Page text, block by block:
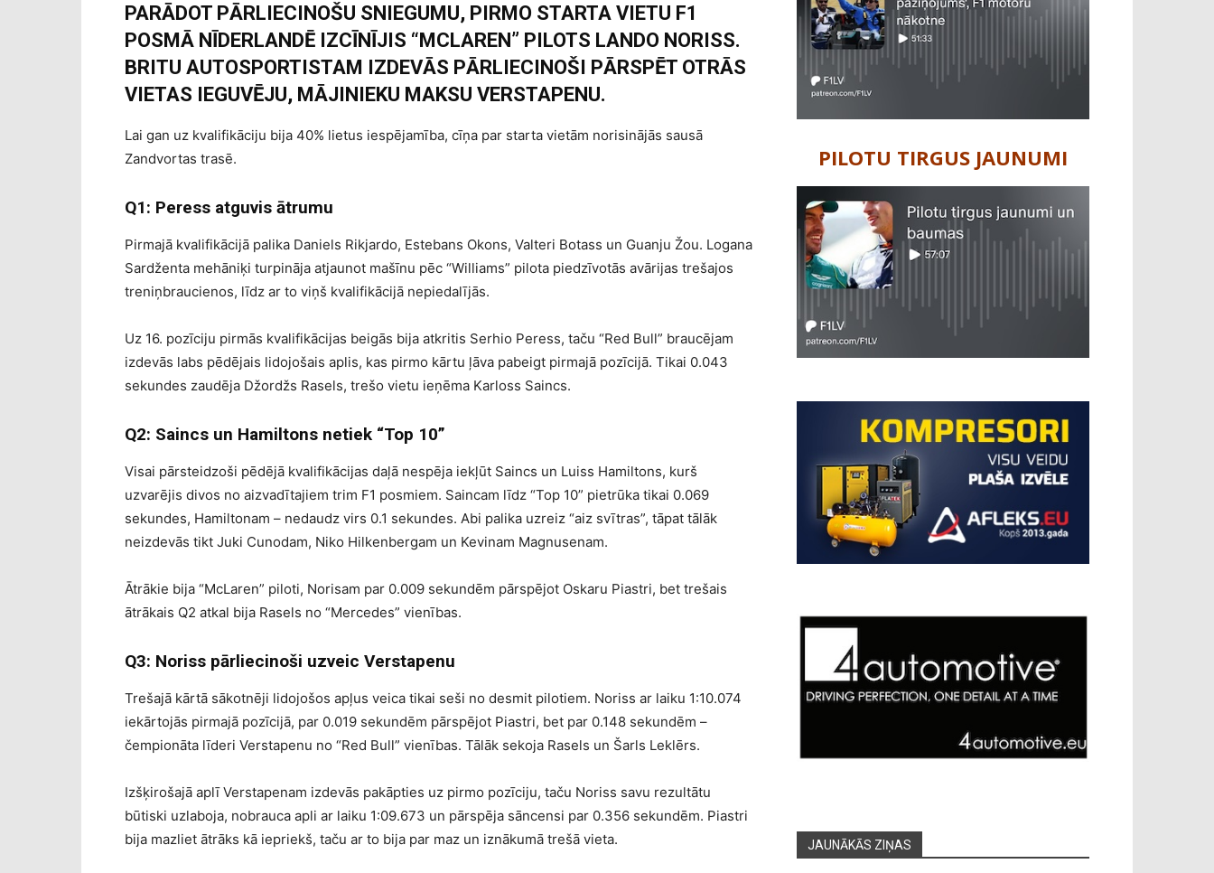
PARĀDOT PĀRLIECINOŠU SNIEGUMU, PIRMO STARTA VIETU F1
POSMĀ NĪDERLANDĒ IZCĪNĪJIS “MCLAREN” PILOTS LANDO NORISS.
BRITU AUTOSPORTISTAM IZDEVĀS PĀRLIECINOŠI PĀRSPĒT OTRĀS
VIETAS IEGUVĒJU, MĀJINIEKU MAKSU VERSTAPENU.
Lai gan uz kvalifikāciju bija 40% lietus iespējamība, cīņa par starta vietām norisinājās sausā
Zandvortas trasē.
Q1: Peress atguvis ātrumu
Pirmajā kvalifikācijā palika Daniels Rikjardo, Estebans Okons, Valteri Botass un Guanju Žou. Logana
Sardženta mehāniķi turpināja atjaunot mašīnu pēc “Williams” pilota piedzīvotās avārijas trešajos
treniņbraucienos, līdz ar to viņš kvalifikācijā nepiedalījās.
Uz 16. pozīciju pirmās kvalifikācijas beigās bija atkritis Serhio Peress, taču “Red Bull” braucējam
izdevās labs pēdējais lidojošais aplis, kas pirmo kārtu ļāva pabeigt pirmajā pozīcijā. Tikai 0.043
sekundes zaudēja Džordžs Rasels, trešo vietu ieņēma Karloss Saincs.
Q2: Saincs un Hamiltons netiek “Top 10”
Visai pārsteidzoši pēdējā kvalifikācijas daļā nespēja iekļūt Saincs un Luiss Hamiltons, kurš
uzvarējis divos no aizvadītajiem trim F1 posmiem. Saincam līdz “Top 10” pietrūka tikai 0.069
sekundes, Hamiltonam – nedaudz virs 0.1 sekundes. Abi palika uzreiz “aiz svītras”, tāpat tālāk
neizdevās tikt Juki Cunodam, Niko Hilkenbergam un Kevinam Magnusenam.
Ātrākie bija “McLaren” piloti, Norisam par 0.009 sekundēm pārspējot Oskaru Piastri, bet trešais
ātrākais Q2 atkal bija Rasels no “Mercedes” vienības.
Q3: Noriss pārliecinoši uzveic Verstapenu
Trešajā kārtā sākotnēji lidojošos apļus veica tikai seši no desmit pilotiem. Noriss ar laiku 1:10.074
iekārtojās pirmajā pozīcijā, par 0.019 sekundēm pārspējot Piastri, bet par 0.148 sekundēm –
čempionāta līderi Verstapenu no “Red Bull” vienības. Tālāk sekoja Rasels un Šarls Leklērs.
Izšķirošajā aplī Verstapenam izdevās pakāpties uz pirmo pozīciju, taču Noriss savu rezultātu
būtiski uzlaboja, nobrauca apli ar laiku 1:09.673 un pārspēja sāncensi par 0.356 sekundēm. Piastri
bija mazliet ātrāks kā iepriekš, taču ar to bija par maz un iznākumā trešā vieta.
PILOTU TIRGUS JAUNUMI
JAUNĀKĀS ZIŅAS